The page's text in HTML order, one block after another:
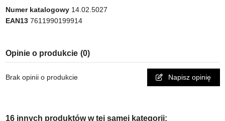
Numer katalogowy 14.02.5027
EAN13 7611990199914
Opinie o produkcie (0)
Brak opinii o produkcie Napisz opinię
16 innych produktów w tej samej kategorii: